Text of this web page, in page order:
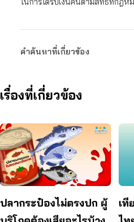
คำค้นหาที่เกี่ยวข้อง
เรื่องที่เกี่ยวข้อง
ปลากระป๋องไม่ตรงปก ผู้
เที